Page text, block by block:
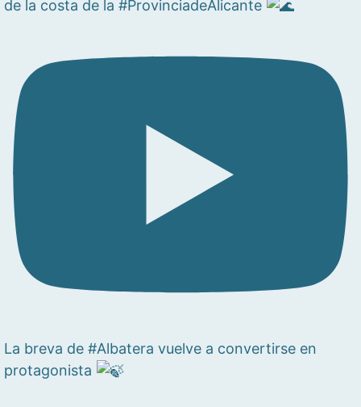
de la costa de la #ProvinciadeAlicante
La breva de #Albatera vuelve a convertirse en
protagonista